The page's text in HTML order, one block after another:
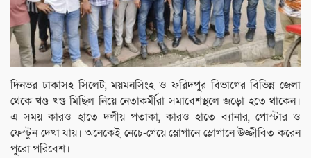
দিনভর ঢাকাসহ সিলেট, ময়মনসিংহ ও ফরিদপুর বিভাগের বিভিন্ন জেলা
থেকে খণ্ড খণ্ড মিছিল নিয়ে নেতাকর্মীরা সমাবেশস্থলে জড়ো হতে থাকেন।
এ সময় কারও হাতে দলীয় পতাকা, কারও হাতে ব্যানার, পোস্টার ও
ফেস্টুন দেখা যায়। অনেকেই নেচে-গেয়ে স্লোগানে স্লোগানে উজ্জীবিত করেন
পুরো পরিবেশ।